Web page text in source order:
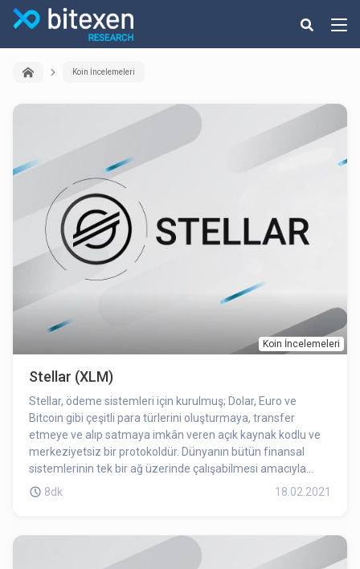
Koin İncelemeleri
Koin İncelemeleri
Stellar (XLM)
Stellar, ödeme sistemleri için kurulmuş; Dolar, Euro ve
Bitcoin gibi çeşitli para türlerini oluşturmaya, transfer
etmeye ve alıp satmaya imkân veren açık kaynak kodlu ve
merkeziyetsiz bir protokoldür. Dünyanın bütün finansal
sistemlerinin tek bir ağ üzerinde çalışabilmesi amacıyla
Stellar Development Foundation (Stellar Geliştirme Vakfı)
8dk 18.02.2021